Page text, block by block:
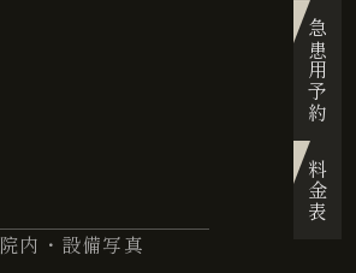
急患用予約
料金表
院内・設備写真